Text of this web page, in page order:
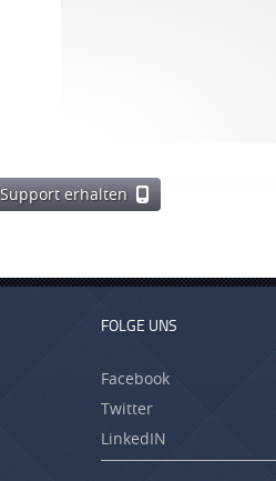
Support erhalten
FOLGE UNS
Facebook
Twitter
LinkedIN